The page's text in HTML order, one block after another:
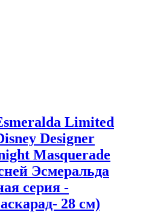
Limited
Designer
Masquerade
Эсмеральда
серия -
28 см)